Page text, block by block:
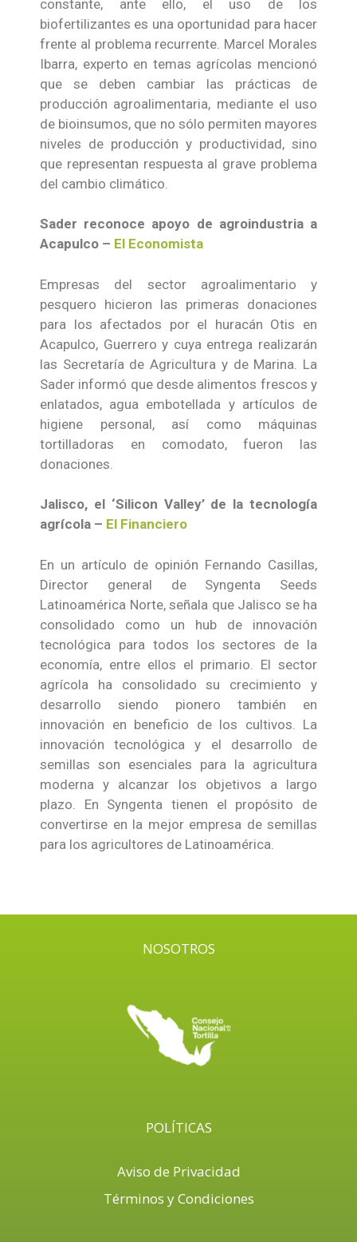
constante, ante ello, el uso de los
biofertilizantes es una oportunidad para hacer
frente al problema recurrente. Marcel Morales
Ibarra, experto en temas agrícolas mencionó
que se deben cambiar las prácticas de
producción agroalimentaria, mediante el uso
de bioinsumos, que no sólo permiten mayores
niveles de producción y productividad, sino
que representan respuesta al grave problema
del cambio climático.
Sader reconoce apoyo de agroindustria a
Acapulco – El Economista
Empresas del sector agroalimentario y
pesquero hicieron las primeras donaciones
para los afectados por el huracán Otis en
Acapulco, Guerrero y cuya entrega realizarán
las Secretaría de Agricultura y de Marina. La
Sader informó que desde alimentos frescos y
enlatados, agua embotellada y artículos de
higiene personal, así como máquinas
tortilladoras en comodato, fueron las
donaciones.
Jalisco, el ‘Silicon Valley’ de la tecnología
agrícola – El Financiero
En un artículo de opinión Fernando Casillas,
Director general de Syngenta Seeds
Latinoamérica Norte, señala que Jalisco se ha
consolidado como un hub de innovación
tecnológica para todos los sectores de la
economía, entre ellos el primario. El sector
agrícola ha consolidado su crecimiento y
desarrollo siendo pionero también en
innovación en beneficio de los cultivos. La
innovación tecnológica y el desarrollo de
semillas son esenciales para la agricultura
moderna y alcanzar los objetivos a largo
plazo. En Syngenta tienen el propósito de
convertirse en la mejor empresa de semillas
para los agricultores de Latinoamérica.
NOSOTROS
POLÍTICAS
Aviso de Privacidad
Términos y Condiciones